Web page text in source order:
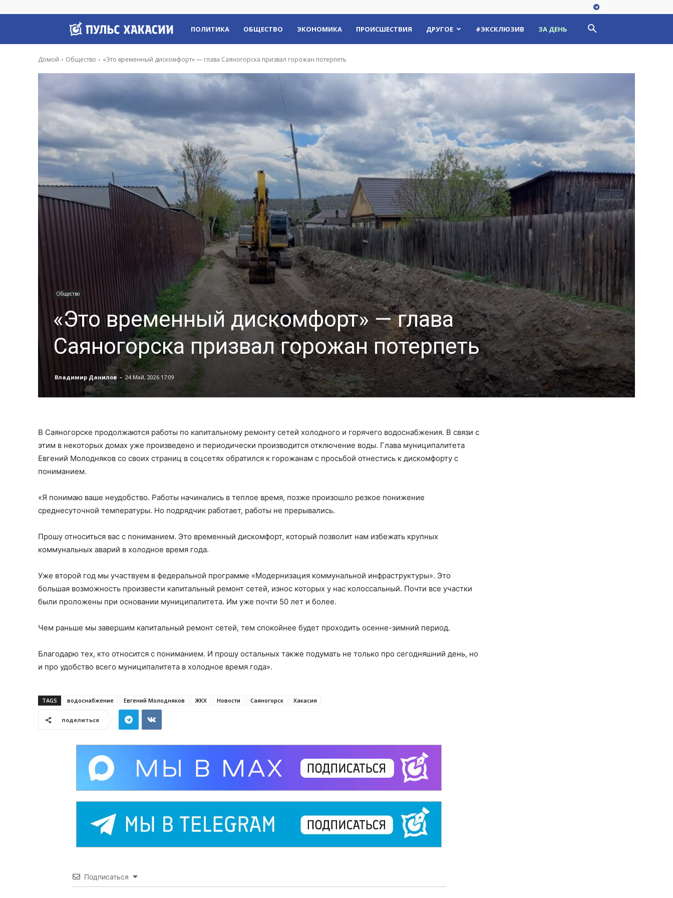
Пульс
Хакасии
ПОЛИТИКА ОБЩЕСТВО ЭКОНОМИКА ПРОИСШЕСТВИЯ ДРУГОЕ #ЭКСКЛЮЗИВ ЗА ДЕНЬ
Домой Общество «Это временный дискомфорт» — глава Саяногорска призвал горожан потерпеть
Общество
«Это временный дискомфорт» — глава
Саяногорска призвал горожан потерпеть
Владимир Данилов - 24 Май, 2026 17:09
В Саяногорске продолжаются работы по капитальному ремонту сетей холодного и горячего водоснабжения. В связи с
этим в некоторых домах уже произведено и периодически производится отключение воды. Глава муниципалитета
Евгений Молодняков со своих страниц в соцсетях обратился к горожанам с просьбой отнестись к дискомфорту с
пониманием.
«Я понимаю ваше неудобство. Работы начинались в теплое время, позже произошло резкое понижение
среднесуточной температуры. Но подрядчик работает, работы не прерывались.
Прошу относиться вас с пониманием. Это временный дискомфорт, который позволит нам избежать крупных
коммунальных аварий в холодное время года.
Уже второй год мы участвуем в федеральной программе «Модернизация коммунальной инфраструктуры». Это
большая возможность произвести капитальный ремонт сетей, износ которых у нас колоссальный. Почти все участки
были проложены при основании муниципалитета. Им уже почти 50 лет и более.
Чем раньше мы завершим капитальный ремонт сетей, тем спокойнее будет проходить осенне-зимний период.
Благодарю тех, кто относится с пониманием. И прошу остальных также подумать не только про сегодняшний день, но
и про удобство всего муниципалитета в холодное время года».
TAGS водоснабжение Евгений Молодняков ЖКХ Новости Саяногорск Хакасия
поделиться
Подписаться